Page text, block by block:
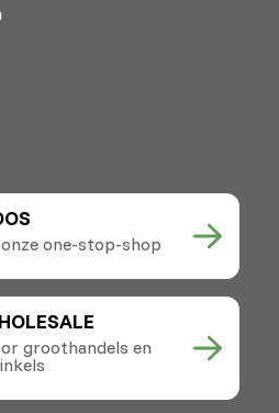
one-stop-shop
groothandels en